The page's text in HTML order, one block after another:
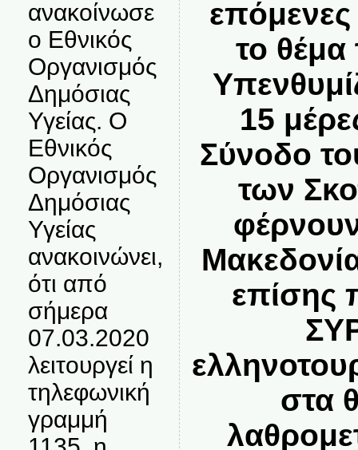
ανακοίνωσε
ο Εθνικός
Οργανισμός
Δημόσιας
Υγείας. Ο
Εθνικός
Οργανισμός
Δημόσιας
Υγείας
ανακοινώνει,
ότι από
σήμερα
07.03.2020
λειτουργεί η
τηλεφωνική
γραμμή
το θέμα
15
Σύνοδο
των
επίσης
στα